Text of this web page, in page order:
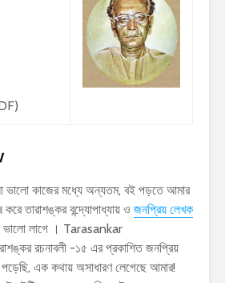
কাজের মধ্যে অন্যতম, বই পড়তে আমার
তারাশঙ্কর বন্দ্যোপাধ্যায় ও জনপ্রিয় লেখক
ভালো লাগে । Tarasankar
রচনাবলী -১৫ এর প্রকাশিত জনপ্রিয়
এক কথায় অসাধারণ লেগেছে আমার!